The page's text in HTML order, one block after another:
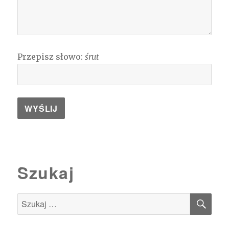
Przepisz słowo:śrut
Szukaj
Szukaj: